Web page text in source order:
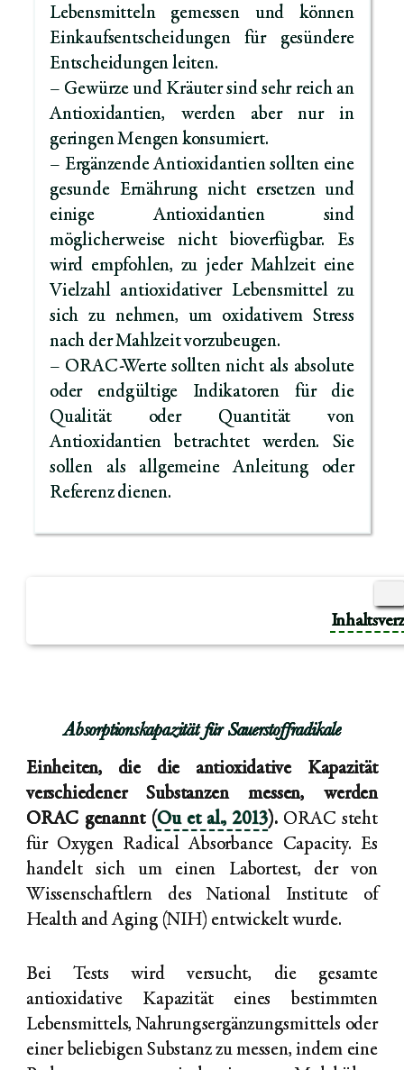
Lebensmitteln gemessen und können
Einkaufsentscheidungen für gesündere
Entscheidungen leiten.
– Gewürze und Kräuter sind sehr reich an
Antioxidantien, werden aber nur in
geringen Mengen konsumiert.
– Ergänzende Antioxidantien sollten eine
gesunde Ernährung nicht ersetzen und
einige Antioxidantien sind
möglicherweise nicht bioverfügbar. Es
wird empfohlen, zu jeder Mahlzeit eine
Vielzahl antioxidativer Lebensmittel zu
sich zu nehmen, um oxidativem Stress
nach der Mahlzeit vorzubeugen.
– ORAC-Werte sollten nicht als absolute
oder endgültige Indikatoren für die
Qualität oder Quantität von
Antioxidantien betrachtet werden. Sie
sollen als allgemeine Anleitung oder
Referenz dienen.
Absorptionskapazität für Sauerstoffradikale
Einheiten, die die antioxidative Kapazität
verschiedener Substanzen messen, werden
ORAC genannt (Ou et al., 2013).ORAC steht
für Oxygen Radical Absorbance Capacity. Es
handelt sich um einen Labortest, der von
Wissenschaftlern des National Institute of
Health and Aging (NIH) entwickelt wurde.
Bei Tests wird versucht, die gesamte
antioxidative Kapazität eines bestimmten
Lebensmittels, Nahrungsergänzungsmittels oder
einer beliebigen Substanz zu messen, indem eine